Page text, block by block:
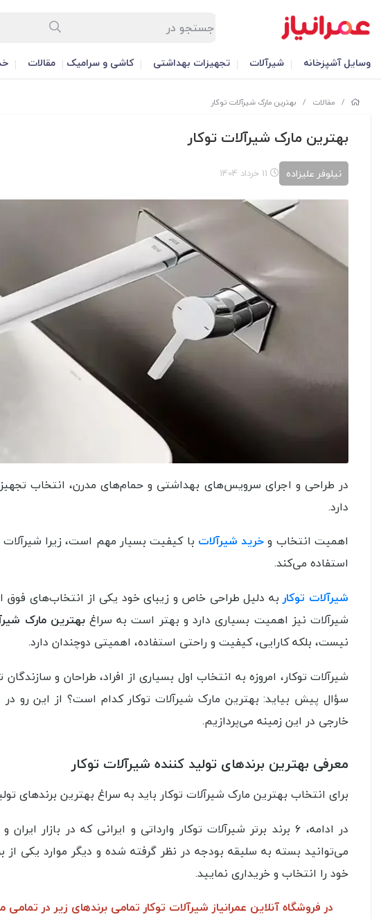
وسایل آشپزخانه شیرآلات تجهیزات بهداشتی کاشی و سرامیک مقالات
/ مقالات / بهترین مارک شیرآلات توکار
بهترین مارک شیرآلات توکار
نیلوفر علیزاده
در طراحی و اجرای سرویس‌های بهداشتی و حمام‌های مدرن، انتخاب
دارد.
اهمیت انتخاب وخرید شیرآلات با کیفیت بسیار مهم است، زیرا
استفاده می‌کند.
شیرآلات توکاربه دلیل طراحی خاص و زیبای خود یکی از انتخاب‌های فوق
شیرآلات نیز اهمیت بسیاری دارد و بهتر است به سراغبهترین مارک
نیست، بلکه کارایی، کیفیت و راحتی استفاده، اهمیتی دوچندان دارد.
شیرآلات توکار، امروزه به انتخاب اول بسیاری از افراد، طراحان و
سؤال پیش بیاید: بهترین مارک شیرآلات توکار کدام است؟ از این رو در
خارجی در این زمینه می‌پردازیم.
معرفی بهترین برندهای تولید کننده شیرآلات توکار
برای انتخاب بهترین مارک شیرآلات توکار باید به سراغ بهترین برندهای
در ادامه، ۶ برند برتر شیرآلات توکار وارداتی و ایرانی که در
می‌توانید بسته به سلیقه بودجه در نظر گرفته شده و دیگر موارد یکی از
خود را انتخاب و خریداری نمایید.
در فروشگاه آنلاین عمرانیاز شیرآلات توکار تمامی برندهای زیر در
طلایی
35,200,000
مشاهده بیشتر